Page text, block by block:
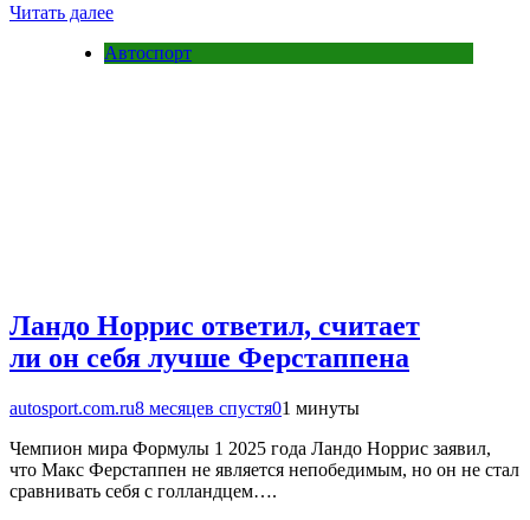
Читать далее
Автоспорт
Ландо Норрис ответил, считает
ли он себя лучше Ферстаппена
autosport.com.ru8 месяцев спустя01 минуты
Чемпион мира Формулы 1 2025 года Ландо Норрис заявил,
что Макс Ферстаппен не является непобедимым, но он не стал
сравнивать себя с голландцем….